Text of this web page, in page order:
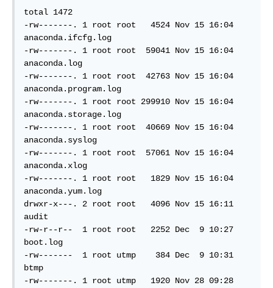
total 1472
-rw-------. 1 root root   4524 Nov 15 16:04
anaconda.ifcfg.log
-rw-------. 1 root root  59041 Nov 15 16:04
anaconda.log
-rw-------. 1 root root  42763 Nov 15 16:04
anaconda.program.log
-rw-------. 1 root root 299910 Nov 15 16:04
anaconda.storage.log
-rw-------. 1 root root  40669 Nov 15 16:04
anaconda.syslog
-rw-------. 1 root root  57061 Nov 15 16:04
anaconda.xlog
-rw-------. 1 root root   1829 Nov 15 16:04
anaconda.yum.log
drwxr-x---. 2 root root   4096 Nov 15 16:11
audit
-rw-r--r--  1 root root   2252 Dec  9 10:27
boot.log
-rw-------  1 root utmp    384 Dec  9 10:31
btmp
-rw-------. 1 root utmp   1920 Nov 28 09:28